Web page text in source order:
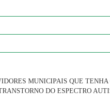
MUNICIPAIS QUE TENHA
DO ESPECTRO